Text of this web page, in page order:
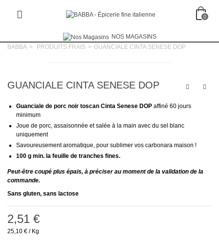
0
NOS MAGASINS
BABBA > PRODUITS FRAIS > GUANCIALE CINTA SENESE DOP
GUANCIALE CINTA SENESE DOP
Guanciale de porc noir toscan Cinta Senese DOP affiné 60 jours
minimum
Joue de porc, assaisonnée et salée à la main avec du sel blanc
uniquement
Savoureusement aromatique, pour sublimer vos carbonara maison !
100 g min. la feuille de tranches fines.
Peut-être coupé plus épais, à préciser au moment de la validation de la
commande.
Sans gluten, sans lactose
2,51 €
25,10 € / Kg